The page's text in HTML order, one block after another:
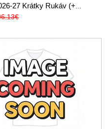
27 Krátky Rukáv (+